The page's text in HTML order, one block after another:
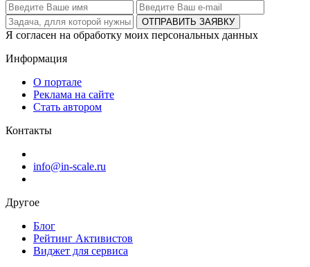
ОТПРАВИТЬ ЗАЯВКУ
Я согласен на обработку моих персональных данных
Информация
О портале
Реклама на сайте
Стать автором
Контакты
info@in-scale.ru
Другое
Блог
Рейтинг Активистов
Виджет для сервиса